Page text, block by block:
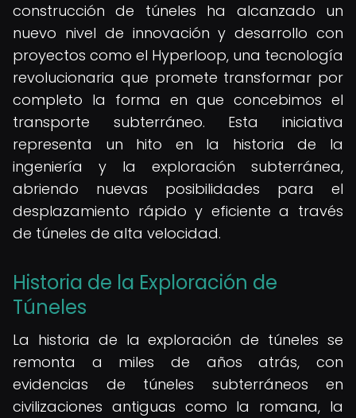
construcción de túneles ha alcanzado un
nuevo nivel de innovación y desarrollo con
proyectos como el Hyperloop, una tecnología
revolucionaria que promete transformar por
completo la forma en que concebimos el
transporte subterráneo. Esta iniciativa
representa un hito en la historia de la
ingeniería y la exploración subterránea,
abriendo nuevas posibilidades para el
desplazamiento rápido y eficiente a través
de túneles de alta velocidad.
Historia de la Exploración de
Túneles
La historia de la exploración de túneles se
remonta a miles de años atrás, con
evidencias de túneles subterráneos en
civilizaciones antiguas como la romana, la